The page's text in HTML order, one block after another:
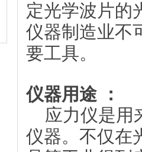
定光学波片的
仪器制造业不
要工具。
仪器用途
：
应力仪是用
仪器。不仅在